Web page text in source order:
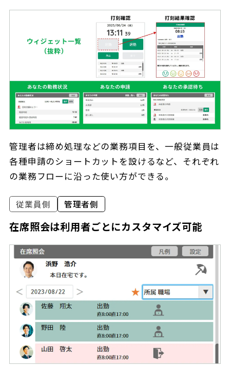
管理者は締め処理などの業務項目を、一般従業員は
各種申請のショートカットを設けるなど、それぞれ
の業務フローに沿った使い方ができる。
従業員側 管理者側
在席照会は利用者ごとにカスタマイズ可能